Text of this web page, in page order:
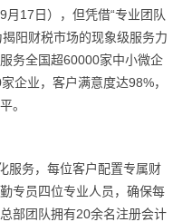
17日），但凭借“专业团队
阳财税市场的现象级服务力
务全国超60000家中小微企
企业，客户满意度达98%，
。
服务，每位客户配置专属财
专员四位专业人员，确保每
部团队拥有20余名注册会计